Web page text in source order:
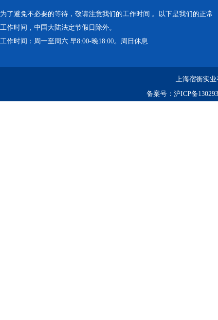
为了避免不必要的等待，敬请注意我们的工作时间 。以下是我们的正常
工作时间，中国大陆法定节假日除外。
工作时间：周一至周六 早8:00-晚18:00。周日休息
上海宿衡实
备案号： 沪ICP备